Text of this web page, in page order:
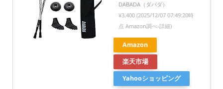
DABADA（ダバダ）
¥3,400 (2025/12/07 07:49:20時
点 Amazon調べ-詳細)
Amazon
楽天市場
Yahooショッピング